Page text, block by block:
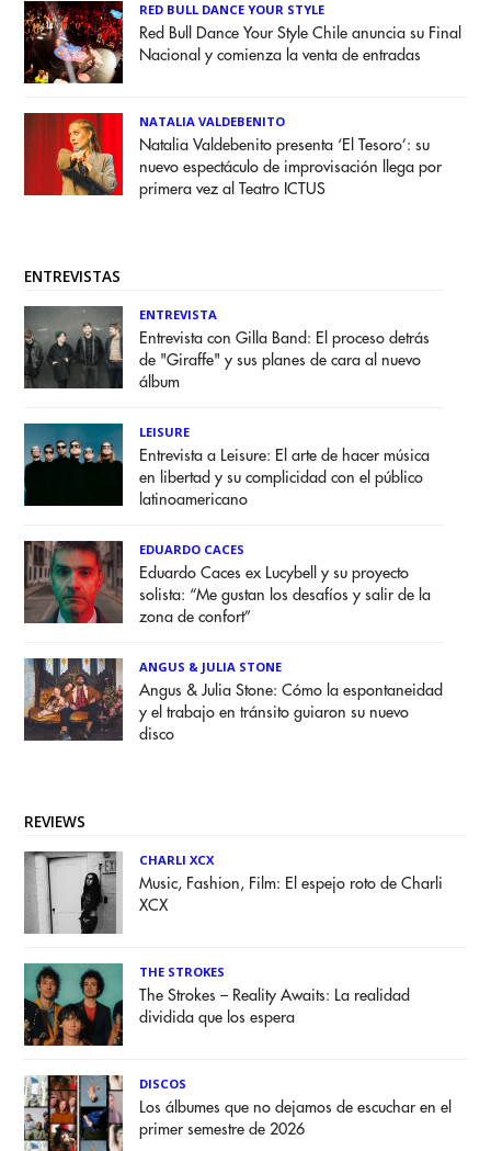
RED BULL DANCE YOUR STYLE
Red Bull Dance Your Style Chile anuncia su Final
Nacional y comienza la venta de entradas
NATALIA VALDEBENITO
Natalia Valdebenito presenta ‘El Tesoro’: su
nuevo espectáculo de improvisación llega por
primera vez al Teatro ICTUS
ENTREVISTAS
ENTREVISTA
Entrevista con Gilla Band: El proceso detrás
de "Giraffe" y sus planes de cara al nuevo
álbum
LEISURE
Entrevista a Leisure: El arte de hacer música
en libertad y su complicidad con el público
latinoamericano
EDUARDO CACES
Eduardo Caces ex Lucybell y su proyecto
solista: “Me gustan los desafíos y salir de la
zona de confort”
ANGUS & JULIA STONE
Angus & Julia Stone: Cómo la espontaneidad
y el trabajo en tránsito guiaron su nuevo
disco
REVIEWS
CHARLI XCX
Music, Fashion, Film: El espejo roto de Charli
XCX
THE STROKES
The Strokes – Reality Awaits: La realidad
dividida que los espera
DISCOS
Los álbumes que no dejamos de escuchar en el
primer semestre de 2026